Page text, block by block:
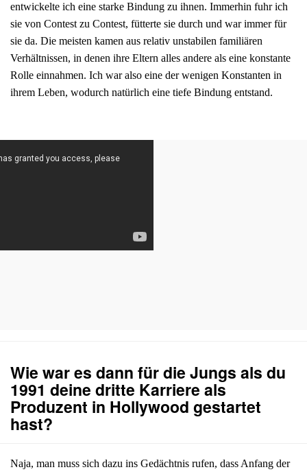
entwickelte ich eine starke Bindung zu ihnen. Immerhin fuhr ich
sie von Contest zu Contest, fütterte sie durch und war immer für
sie da. Die meisten kamen aus relativ unstabilen familiären
Verhältnissen, in denen ihre Eltern alles andere als eine konstante
Rolle einnahmen. Ich war also eine der wenigen Konstanten in
ihrem Leben, wodurch natürlich eine tiefe Bindung entstand.
Wie war es dann für die Jungs als du
1991 deine dritte Karriere als
Produzent in Hollywood gestartet
hast?
Naja, man muss sich dazu ins Gedächtnis rufen, dass Anfang der